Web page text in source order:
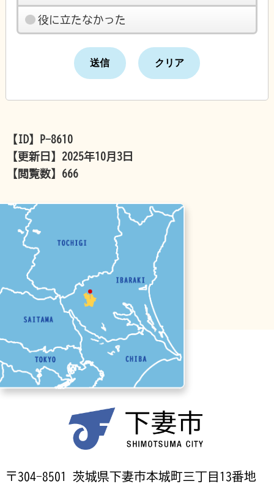
役に立たなかった
【ID】
P-8610
【更新日】 2025年10月3日
【閲覧数】 666
〒304-8501 茨城県下妻市本城町三丁目13番地